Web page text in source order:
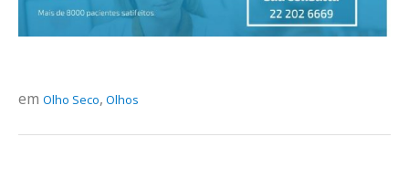
em Olho Seco, Olhos